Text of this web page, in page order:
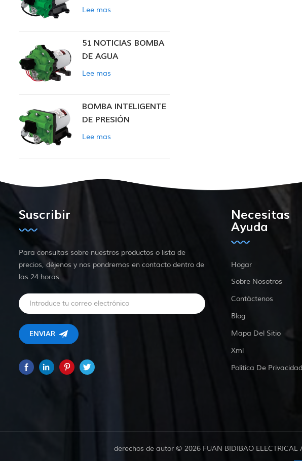
PRESIÓN CONSTANTE
Lee mas
51 NOTICIAS BOMBA
DE AGUA
Lee mas
BOMBA INTELIGENTE
DE PRESIÓN
CONSTANTE SERIE
Lee mas
Suscribir
Para consultas sobre nuestros productos o lista de
precios, déjenos y nos pondremos en contacto dentro de
las 24 horas.
Necesitas
Ayuda
Hogar
Sobre Nosotros
Contáctenos
Blog
Mapa Del Sitio
Xml
Política De Privacidad
derechos de autor © 2026 FUAN BIDIBAO